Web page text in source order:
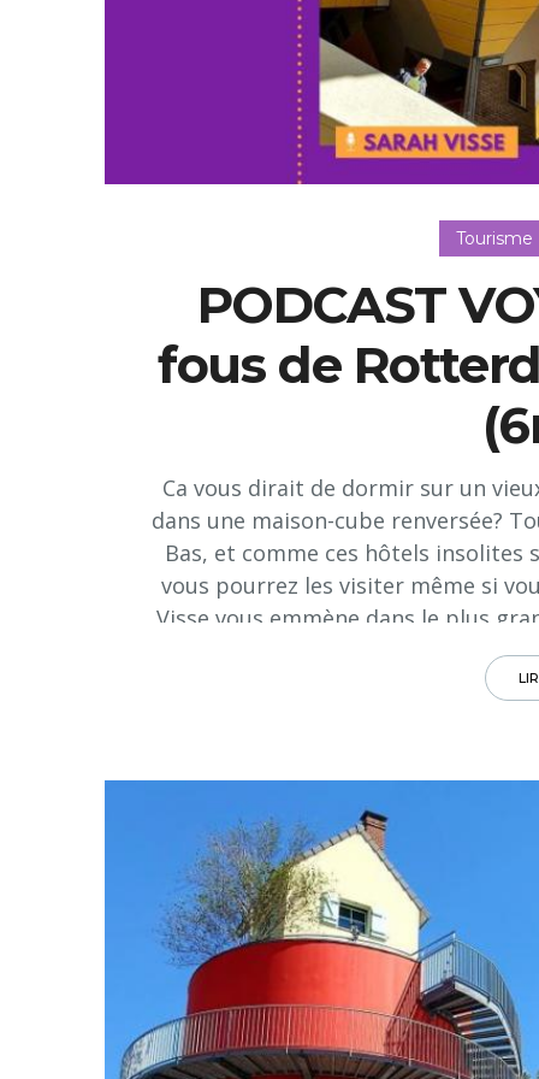
PODCAST
fous de
Ca vous dirait de dormir sur un
dans une maison-cube renversée?
Bas, et comme ces hôtels
vous pourrez les visiter même si
Visse vous emmène dans le plus